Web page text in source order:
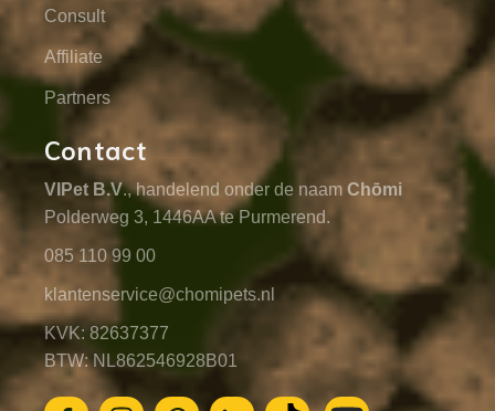
Consult
Affiliate
Partners
Contact
VIPet B.V., handelend onder de naam Chōmi
Polderweg 3, 1446AA te Purmerend.
085 110 99 00
klantenservice@chomipets.nl
KVK: 82637377
BTW: NL862546928B01